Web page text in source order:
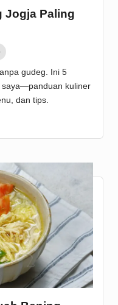
Jogja Paling
gudeg. Ini 5
saya—panduan kuliner
dan tips.